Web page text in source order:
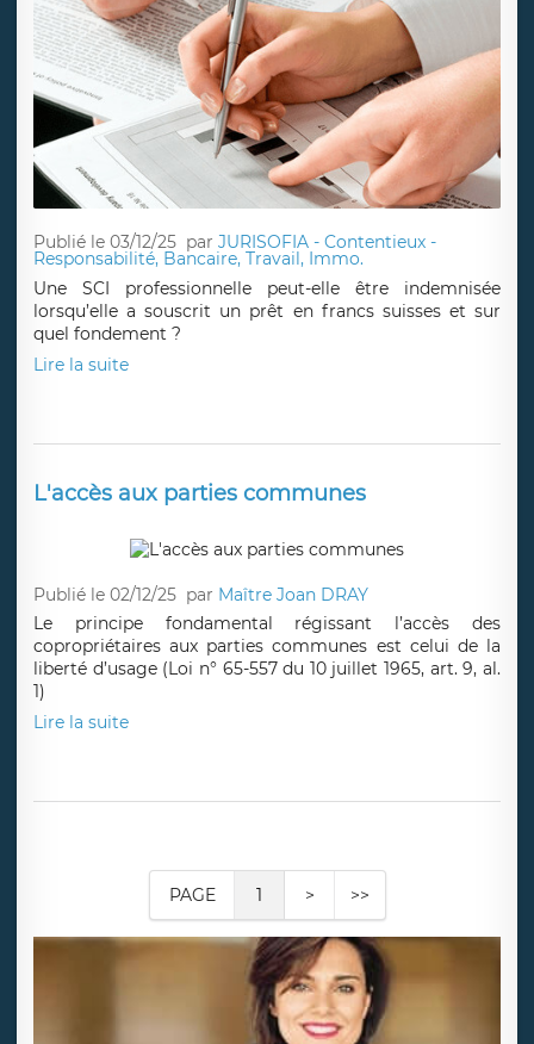
Publié le 03/12/25 parJURISOFIA - Contentieux -
Responsabilité, Bancaire, Travail, Immo.
Une SCI professionnelle peut-elle être indemnisée
lorsqu’elle a souscrit un prêt en francs suisses et sur
quel fondement ?
Lire la suite
L'accès aux parties communes
Publié le 02/12/25 par Maître Joan DRAY
Le principe fondamental régissant l’accès des
copropriétaires aux parties communes est celui de la
liberté d’usage (Loi n° 65-557 du 10 juillet 1965, art. 9, al.
1)
Lire la suite
PAGE 1 > >>